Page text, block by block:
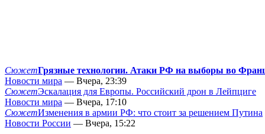
СюжетГрязные технологии. Атаки РФ на выборы во
Новости мира — Вчера, 23:39
СюжетЭскалация для Европы. Российский дрон в Лейпциге
Новости мира — Вчера, 17:10
СюжетИзменения в армии РФ: что стоит за решением Путина
Новости России — Вчера, 15:22